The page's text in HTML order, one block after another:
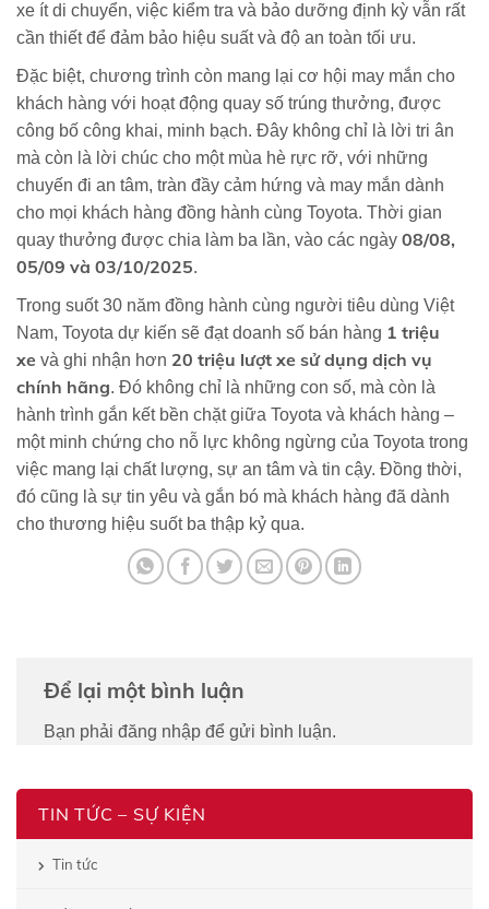
TIN TỨC – SỰ KIỆN
Tin tức
xe ít di chuyển, việc kiểm tra và bảo dưỡng định kỳ vẫn rất
cần thiết để đảm bảo hiệu suất và độ an toàn tối ưu.
Đặc biệt, chương trình còn mang lại cơ hội may mắn cho
khách hàng với hoạt động quay số trúng thưởng, được
công bố công khai, minh bạch. Đây không chỉ là lời tri ân
mà còn là lời chúc cho một mùa hè rực rỡ, với những
chuyến đi an tâm, tràn đầy cảm hứng và may mắn dành
cho mọi khách hàng đồng hành cùng Toyota. Thời gian
quay thưởng được chia làm ba lần, vào các ngày 08/08,
05/09 và 03/10/2025.
Trong suốt 30 năm đồng hành cùng người tiêu dùng Việt
Nam, Toyota dự kiến sẽ đạt doanh số bán hàng 1 triệu
xe và ghi nhận hơn 20 triệu lượt xe sử dụng dịch vụ
chính hãng. Đó không chỉ là những con số, mà còn là
hành trình gắn kết bền chặt giữa Toyota và khách hàng –
một minh chứng cho nỗ lực không ngừng của Toyota trong
việc mang lại chất lượng, sự an tâm và tin cậy. Đồng thời,
đó cũng là sự tin yêu và gắn bó mà khách hàng đã dành
cho thương hiệu suốt ba thập kỷ qua.
Để lại một bình luận
Bạn phải đăng nhập để gửi bình luận.